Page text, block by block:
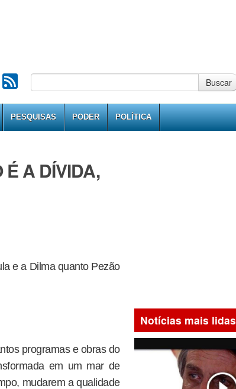
Buscar
PESQUISAS PODER POLÍTICA
É A DÍVIDA,
e a Dilma quanto Pezão
programas e obras do
em um mar de
mudarem a qualidade
Notícias mais lidas